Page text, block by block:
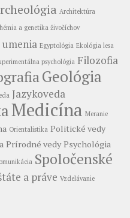
Architektúra
a genetika živočíchov
Egyptológia Ekológia lesa
psychológia Filozofia
Geológia
Jazykoveda
Medicína Meranie
Orientalistika Politické vedy
Prírodné vedy Psychológia
Spoločenské
a práve Vzdelávanie